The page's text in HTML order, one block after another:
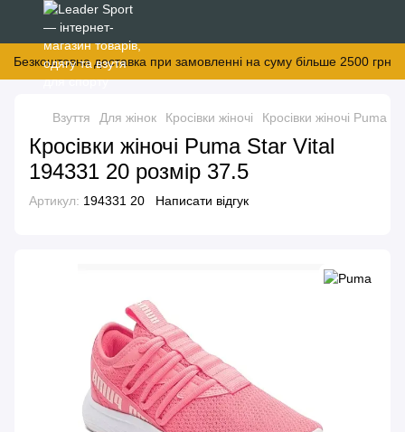
Безкоштовна доставка при замовленні на суму більше 2500 грн
Взуття Для жінок Кросівки жіночі Кросівки жіночі Puma
Кросівки жіночі Puma Star Vital
194331 20 розмір 37.5
Артикул: 194331 20 Написати відгук